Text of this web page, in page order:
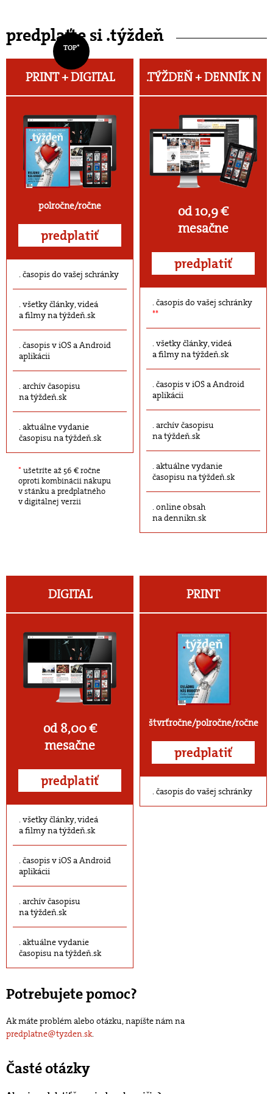
predplaťte si .týždeň
TOP*
PRINT + DIGITAL
polročne/ročne
predplatiť
časopis do vašej schránky
všetky články, videá
a filmy na týždeň.sk
časopis v iOS a Android
aplikácii
archív časopisu
na týždeň.sk
aktuálne vydanie
časopisu na týždeň.sk
* ušetríte až 56 € ročne
oproti kombinácii nákupu
v stánku a predplatného
v digitálnej verzii
.TÝŽDEŇ +DENNÍK N
od 10,9 €
mesačne
predplatiť
časopis do vašej schránky
**
všetky články, videá
a filmy na týždeň.sk
časopis v iOS a Android
aplikácii
archív časopisu
na týždeň.sk
aktuálne vydanie
časopisu na týždeň.sk
online obsah
na dennikn.sk
DIGITAL
od 8,00 €
mesačne
predplatiť
všetky články, videá
a filmy na týždeň.sk
časopis v iOS a Android
aplikácii
archív časopisu
na týždeň.sk
aktuálne vydanie
časopisu na týždeň.sk
PRINT
štvrťročne/polročne/ročne
predplatiť
časopis do vašej schránky
Potrebujete pomoc?
Ak máte problém alebo otázku, napíšte nám na
predplatne@tyzden.sk.
Časté otázky